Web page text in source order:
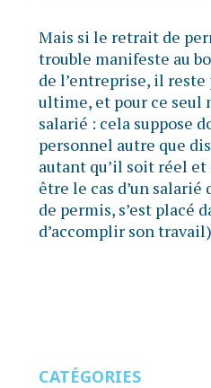
Mais si le retrait de
trouble manifeste au
de l’entreprise, il
ultime, et pour ce
salarié : cela suppose
personnel autre que
autant qu’il soit réel et
être le cas d’un
de permis, s’est placé
d’accomplir son
CATÉGORIES